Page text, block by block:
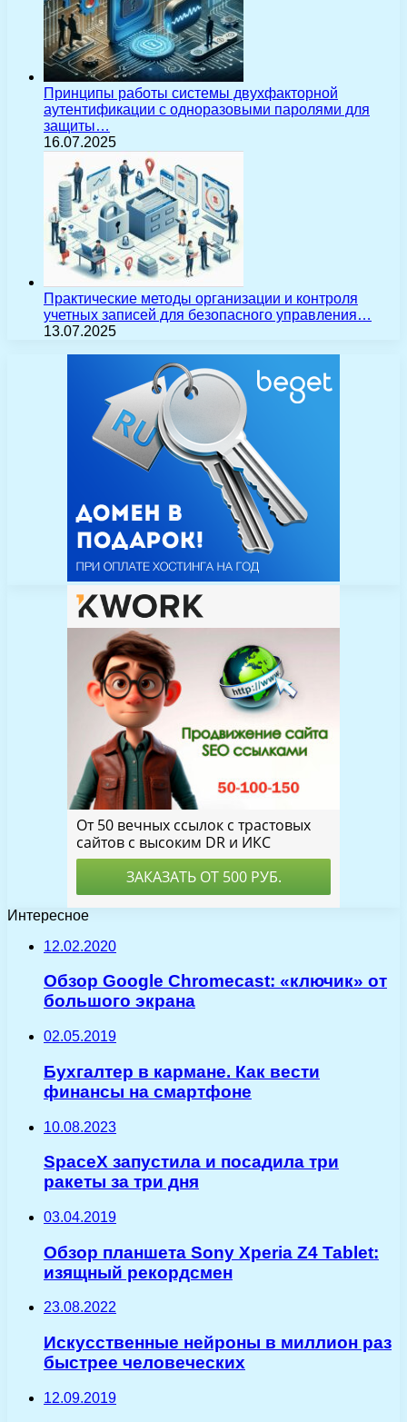
Принципы работы системы двухфакторной
аутентификации с одноразовыми паролями для
защиты…
16.07.2025
Практические методы организации и контроля
учетных записей для безопасного управления…
13.07.2025
Интересное
12.02.2020
Обзор Google Chromecast: «ключик» от
большого экрана
02.05.2019
Бухгалтер в кармане. Как вести
финансы на смартфоне
10.08.2023
SpaceX запустила и посадила три
ракеты за три дня
03.04.2019
Обзор планшета Sony Xperia Z4 Tablet:
изящный рекордсмен
23.08.2022
Искусственные нейроны в миллион раз
быстрее человеческих
12.09.2019